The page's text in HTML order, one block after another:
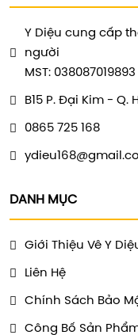
Y Diệu cung cấp
người
MST: 038087019893
B15 P. Đại Kim - Q.
0865 725 168
DANH MỤC
Giới Thiệu Vê Y
Liên Hệ
Chính Sách Bảo
Công Bố Sản